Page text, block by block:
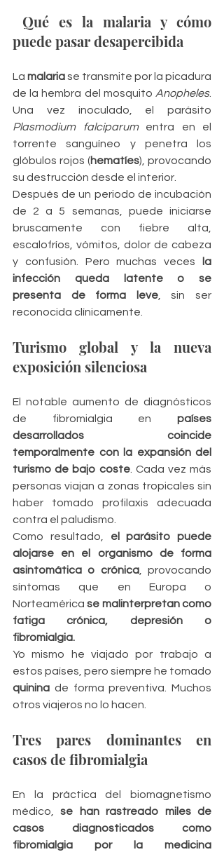
puede pasar desapercibida
La malaria se transmite por la picadura
de la hembra del mosquito Anopheles.
Plasmodium falciparum entra en el
torrente sanguíneo y penetra los
glóbulos rojos (hematíes), provocando
su destrucción desde el interior.
Después de un periodo de incubación
de 2 a 5 semanas, puede iniciarse
bruscamente con fiebre alta,
escalofríos, vómitos, dolor de cabeza
y confusión. Pero muchas veces
la
infección queda latente o se
presenta de forma leve, sin ser
reconocida clínicamente.
Turismo global y la nueva
exposición silenciosa
El notable aumento de diagnósticos
de fibromialgia en países
desarrollados
coincide
temporalmente con la expansión del
turismo de bajo coste. Cada vez más
personas viajan a zonas tropicales sin
haber tomado profilaxis adecuada
contra el paludismo.
Como resultado, el parásito puede
alojarse en el organismo de forma
asintomática o crónica, provocando
síntomas que en Europa o
Norteamérica se malinterpretan como
fatiga crónica, depresión o
fibromialgia.
Yo mismo he viajado por trabajo a
quinina de forma preventiva. Muchos
otros viajeros no lo hacen.
Tres pares dominantes en
casos de fibromialgia
En la práctica del biomagnetismo
médico, se han rastreado miles de
casos diagnosticados como
fibromialgia por la medicina